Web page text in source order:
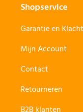
Shopservice
Garantie en
Mijn Account
Contact
Retourneren